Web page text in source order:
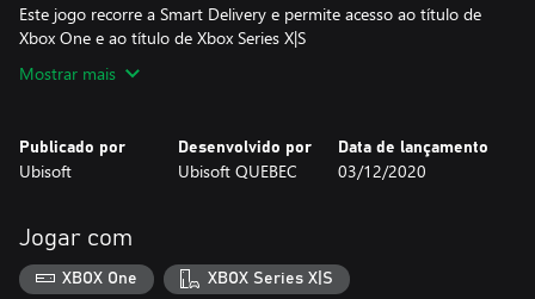
Este jogo recorre a Smart Delivery e permite acesso ao título de
Xbox One e ao título de Xbox Series X|S
Mostrar mais
Publicado por
Ubisoft
Desenvolvido por
Ubisoft QUEBEC
Data de lançamento
03/12/2020
Jogar com
XBOX One XBOX Series X|S